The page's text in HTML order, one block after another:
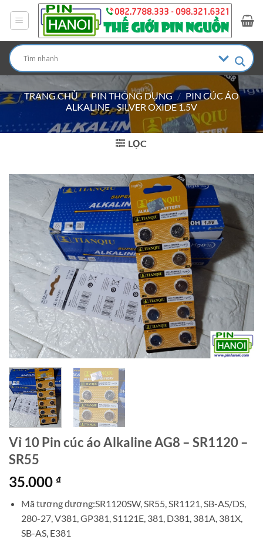
dung
TRANG CHỦ / PIN THÔNG DỤNG / PIN CÚC ÁO
ALKALINE - SILVER OXIDE 1.5V
LỌC
Vỉ 10 Pin cúc áo Alkaline AG8 – SR1120 –
SR55
35.000 ₫
Mã tương đương:SR1120SW, SR55, SR1121, SB-AS/DS,
280-27, V381, GP381, S1121E, 381, D381, 381A, 381X,
SB-AS, E381